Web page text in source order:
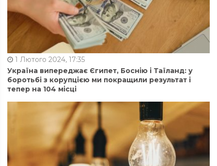
1 Лютого 2024, 17:35
Україна випереджає Єгипет, Боснію і Таїланд: у
боротьбі з корупцією ми покращили результат і
тепер на 104 місці